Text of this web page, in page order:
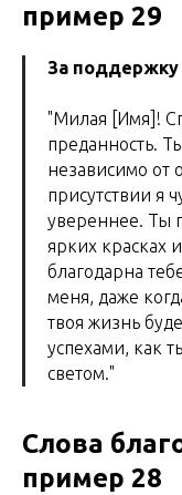
пример 29
За
"Милая [Имя]!
преданность.
независимо от
присутствии я
увереннее. Ты
ярких красках
благодарна
меня, даже
твоя жизнь
успехами, как
светом."
Слова
пример 28